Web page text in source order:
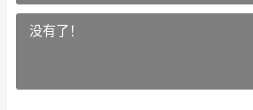
没有了！